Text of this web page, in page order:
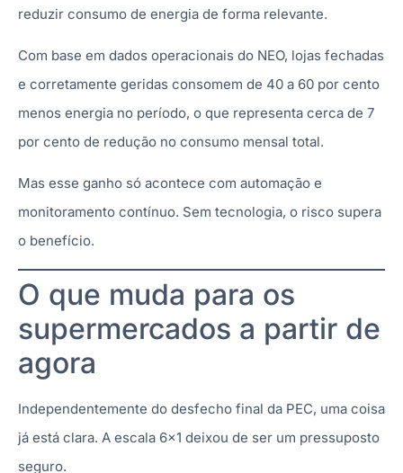
reduzir consumo de energia de forma relevante.
Com base em dados operacionais do NEO, lojas fechadas
e corretamente geridas consomem de 40 a 60 por cento
menos energia no período, o que representa cerca de 7
por cento de redução no consumo mensal total.
Mas esse ganho só acontece com automação e
monitoramento contínuo. Sem tecnologia, o risco supera
o benefício.
O que muda para os
supermercados a partir de
agora
Independentemente do desfecho final da PEC, uma coisa
já está clara. A escala 6×1 deixou de ser um pressuposto
seguro.